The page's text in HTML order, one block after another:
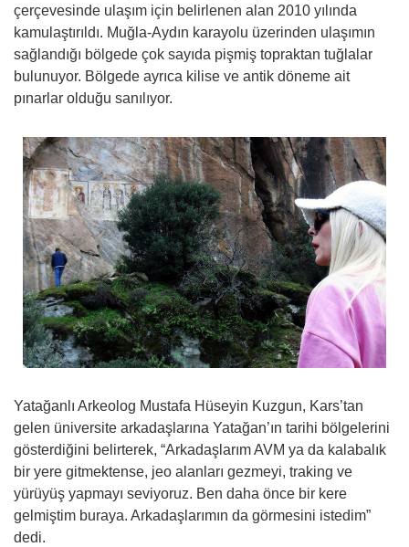
çerçevesinde ulaşım için belirlenen alan 2010 yılında
kamulaştırıldı. Muğla-Aydın karayolu üzerinden ulaşımın
sağlandığı bölgede çok sayıda pişmiş topraktan tuğlalar
bulunuyor. Bölgede ayrıca kilise ve antik döneme ait
pınarlar olduğu sanılıyor.
Yatağanlı Arkeolog Mustafa Hüseyin Kuzgun, Kars’tan
gelen üniversite arkadaşlarına Yatağan’ın tarihi bölgelerini
gösterdiğini belirterek, “Arkadaşlarım AVM ya da kalabalık
bir yere gitmektense, jeo alanları gezmeyi, traking ve
yürüyüş yapmayı seviyoruz. Ben daha önce bir kere
gelmiştim buraya. Arkadaşlarımın da görmesini istedim”
dedi.